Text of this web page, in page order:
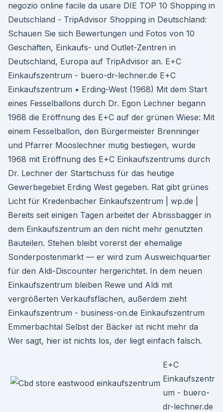
negozio online facile da usare DIE TOP 10 Shopping in
Deutschland - TripAdvisor Shopping in Deutschland:
Schauen Sie sich Bewertungen und Fotos von 10
Geschäften, Einkaufs- und Outlet-Zentren in
Deutschland, Europa auf TripAdvisor an. E+C
Einkaufszentrum - buero-dr-lechner.de E+C
Einkaufszentrum • Erding-West (1968) Mit dem Start
eines Fesselballons durch Dr. Egon Lechner begann
1968 die Eröffnung des E+C auf der grünen Wiese: Mit
einem Fesselballon, den Bürgermeister Brenninger
und Pfarrer Mooslechner mutig bestiegen, wurde
1968 mit Eröffnung des E+C Einkaufszentrums durch
Dr. Lechner der Startschuss für das heutige
Gewerbegebiet Erding West gegeben. Rat gibt grünes
Licht für Kredenbacher Einkaufszentrum | wp.de |
Bereits seit einigen Tagen arbeitet der Abrissbagger in
dem Einkaufszentrum an den nicht mehr genutzten
Bauteilen. Stehen bleibt vorerst der ehemalige
Sonderpostenmarkt — er wird zum Ausweichquartier
für den Aldi-Discounter hergerichtet. In dem neuen
Einkaufszentrum bleiben Rewe und Aldi mit
vergrößerten Verkaufsflächen, außerdem zieht
Einkaufszentrum - business-on.de Einkaufszentrum
Emmerbachtal Selbst der Bäcker ist nicht mehr da
Wer sagt, hier ist nichts los, der liegt einfach falsch.
E+C
Einkaufszentr
um - buero-
dr-lechner.de